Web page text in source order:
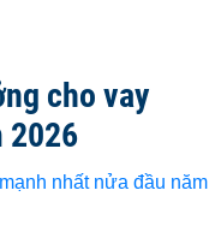
cho vay
2026